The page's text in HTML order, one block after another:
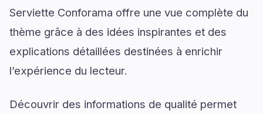
Serviette Conforama offre une vue complète du
thème grâce à des idées inspirantes et des
explications détaillées destinées à enrichir
l’expérience du lecteur.
Découvrir des informations de qualité permet